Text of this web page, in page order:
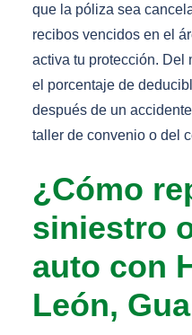
que la póliza sea
recibos vencidos en el
activa tu protección. Del
el porcentaje de
después de un
taller de convenio o del
¿Cómo
siniestro
auto con
León,